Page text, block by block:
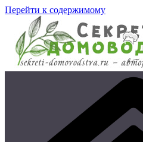
Перейти к содержимому